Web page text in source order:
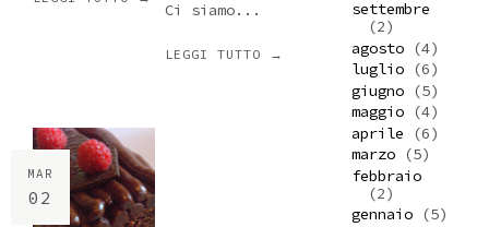
Ci siamo...
LEGGI TUTTO →
MAR
02
settembre
(2)
agosto (4)
luglio (6)
giugno (5)
maggio (4)
aprile (6)
marzo (5)
febbraio
(2)
gennaio (5)